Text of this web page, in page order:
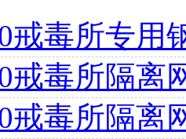
戒毒所专用
戒毒所隔离
戒毒所隔离